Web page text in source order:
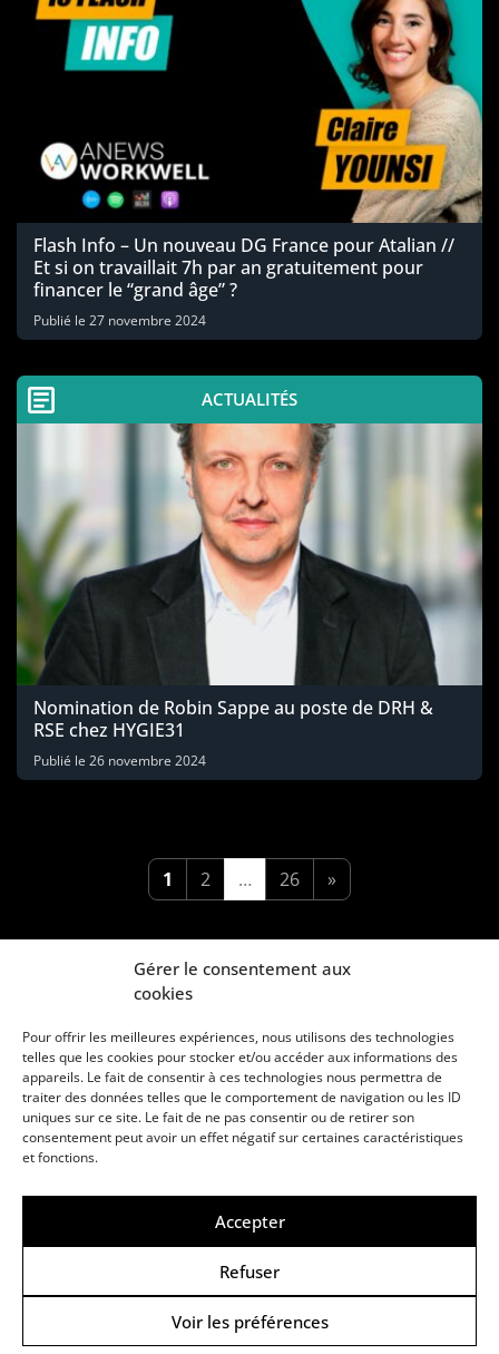
Gérer le consentement aux
cookies
Pour offrir les meilleures expériences, nous utilisons des technologies
telles que les cookies pour stocker et/ou accéder aux informations des
appareils. Le fait de consentir à ces technologies nous permettra de
traiter des données telles que le comportement de navigation ou les ID
uniques sur ce site. Le fait de ne pas consentir ou de retirer son
consentement peut avoir un effet négatif sur certaines caractéristiques
et fonctions.
Accepter
Refuser
Voir les préférences
Flash Info – Un nouveau DG France pour Atalian //
Et si on travaillait 7h par an gratuitement pour
financer le “grand âge” ?
Publié le 27 novembre 2024
ACTUALITÉS
Nomination de Robin Sappe au poste de DRH &
RSE chez HYGIE31
Publié le 26 novembre 2024
1 2 … 26 »
Une marque d’Agora Médias, éditeur de presse
© Copyright ANews WorkWell 2026
Politique de Confidentialité-Politique de cookies